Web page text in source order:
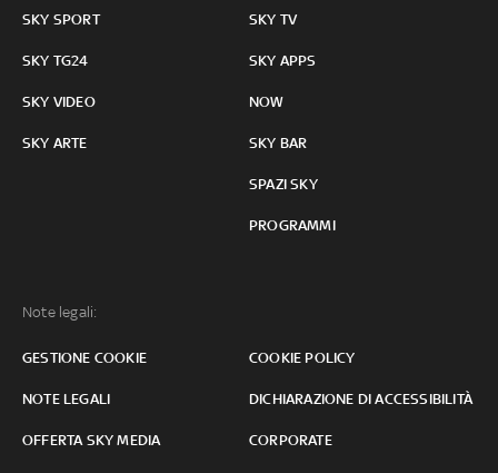
SKY SPORT
SKY TG24
SKY VIDEO
SKY ARTE
SKY TV
SKY APPS
NOW
SKY BAR
SPAZI SKY
PROGRAMMI
Note legali:
GESTIONE COOKIE COOKIE POLICY
NOTE LEGALI DICHIARAZIONE DI ACCESSIBILITÀ
OFFERTA SKY MEDIA CORPORATE